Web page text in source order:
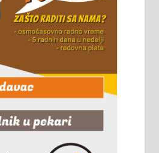
димњака.